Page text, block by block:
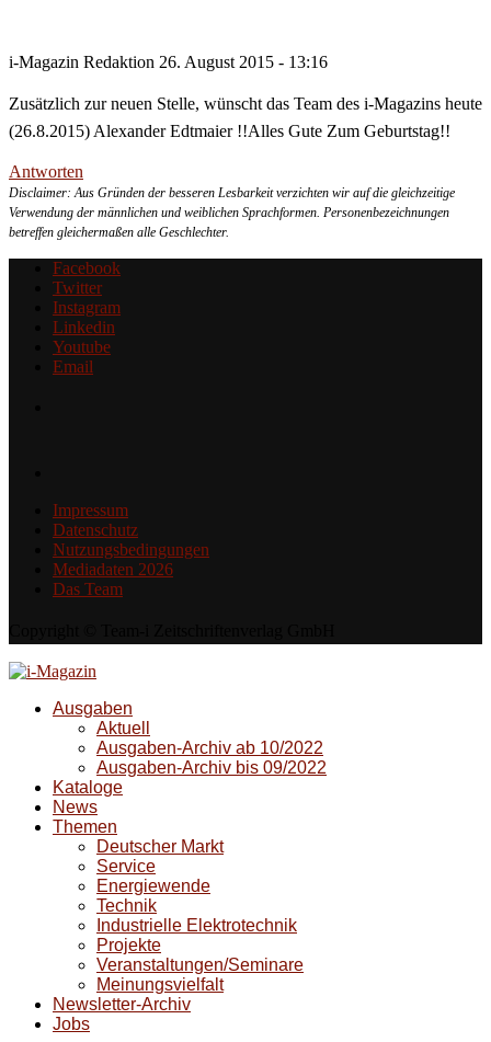
i-Magazin Redaktion 26. August 2015 - 13:16
Zusätzlich zur neuen Stelle, wünscht das Team des i-Magazins heute
(26.8.2015) Alexander Edtmaier !!Alles Gute Zum Geburtstag!!
Antworten
Disclaimer: Aus Gründen der besseren Lesbarkeit verzichten wir auf die gleichzeitige
Verwendung der männlichen und weiblichen Sprachformen. Personenbezeichnungen
betreffen gleichermaßen alle Geschlechter.
Facebook
Twitter
Instagram
Linkedin
Youtube
Email
Impressum
Datenschutz
Nutzungsbedingungen
Mediadaten 2026
Das Team
Ausgaben
Aktuell
Ausgaben-Archiv ab 10/2022
Ausgaben-Archiv bis 09/2022
Kataloge
News
Themen
Deutscher Markt
Service
Energiewende
Technik
Industrielle Elektrotechnik
Projekte
Veranstaltungen/Seminare
Meinungsvielfalt
Newsletter-Archiv
Jobs